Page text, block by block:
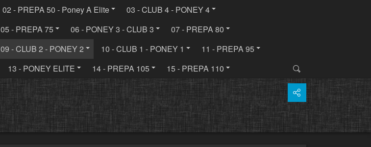
02 - PREPA 50 - Poney A Elite
03 - CLUB 4 - PONEY 4
05 - PREPA 75 06 - PONEY 3 - CLUB 3
07 - PREPA 80
09 - CLUB 2 - PONEY 2 10 - CLUB 1 - PONEY 1
11 - PREPA 95
13 - PONEY ELITE 14 - PREPA 105 15 - PREPA 110